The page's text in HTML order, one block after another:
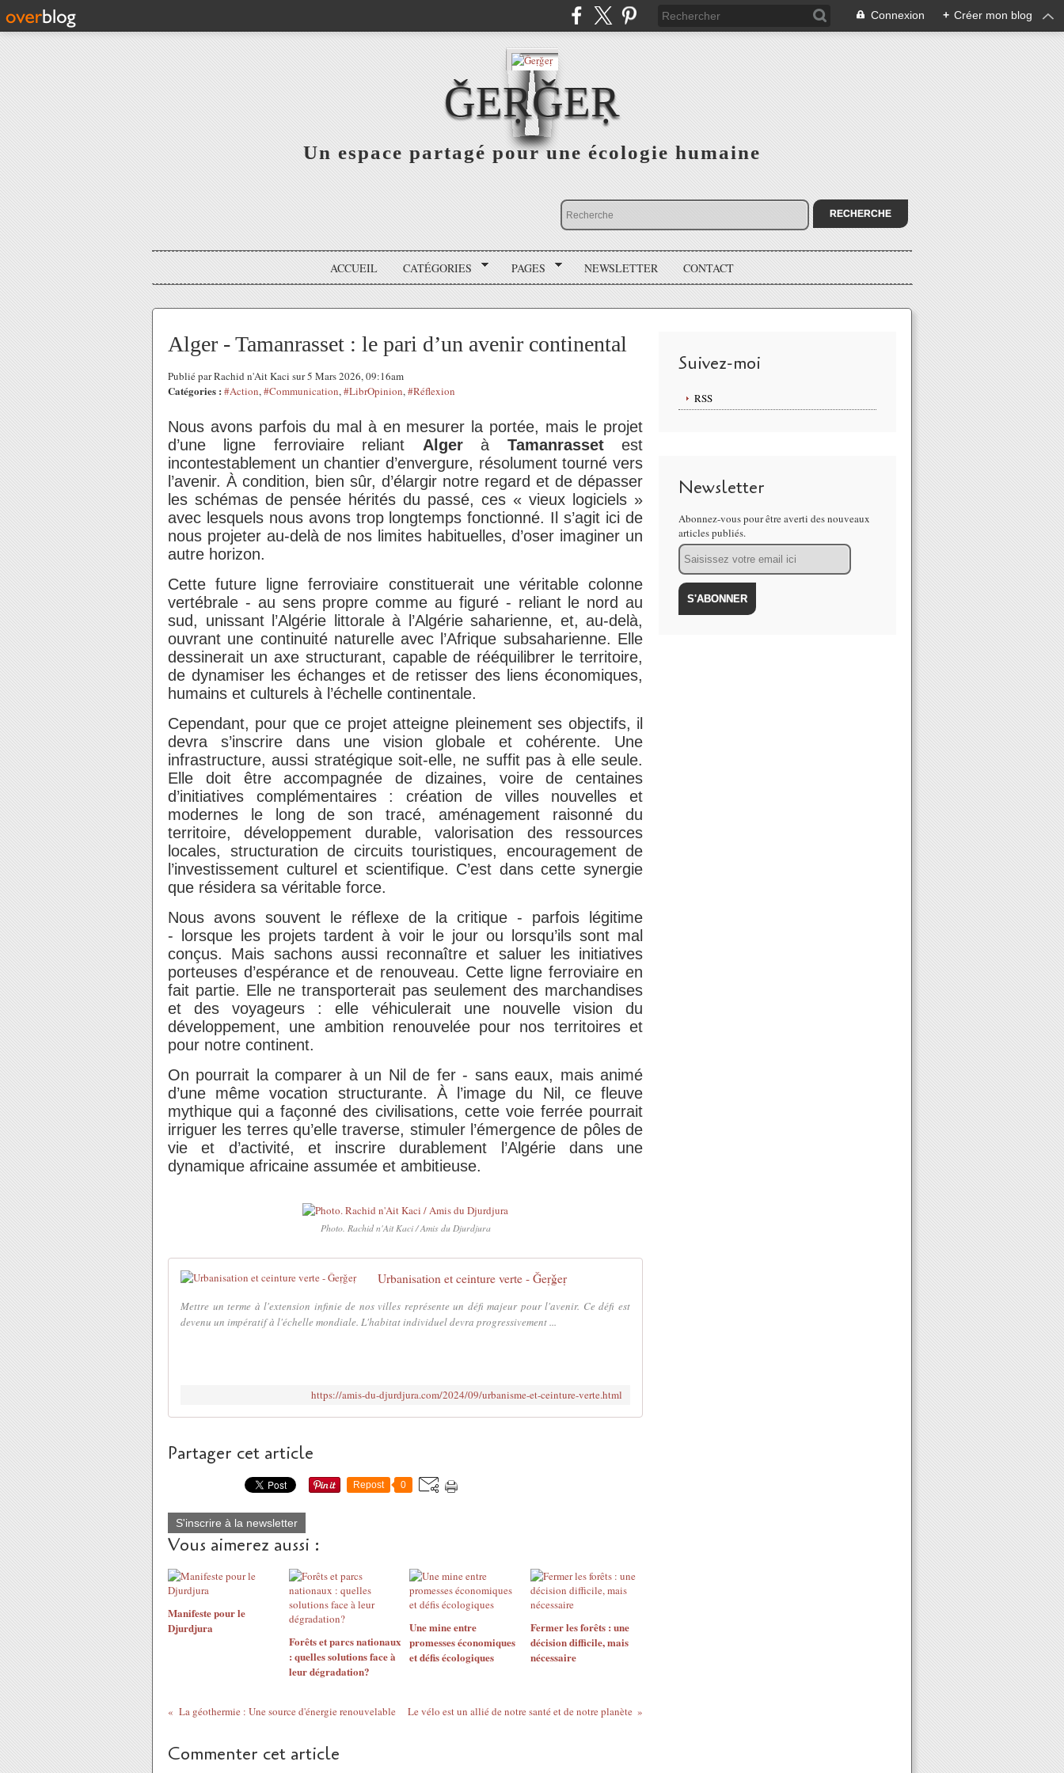
Connexion + Créer mon blog
ǦEṚǦEṚ
Un espace partagé pour une écologie humaine
ACCUEIL CATÉGORIES PAGES NEWSLETTER CONTACT
Alger - Tamanrasset : le pari d’un avenir continental
Publié par Rachid n'Ait Kaci sur 5 Mars 2026, 09:16am
Catégories : #Action,#Communication,#LibrOpinion,#Réflexion
Nous avons parfois du mal à en mesurer la portée, mais le projet
d’une ligne ferroviaire reliant Algerà Tamanrassetest
incontestablement un chantier d’envergure, résolument tourné vers
l’avenir. À condition, bien sûr, d’élargir notre regard et de dépasser
les schémas de pensée hérités du passé, ces « vieux logiciels »
avec lesquels nous avons trop longtemps fonctionné. Il s’agit ici de
nous projeter au-delà de nos limites habituelles, d’oser imaginer un
autre horizon.
Cette future ligne ferroviaire constituerait une véritable colonne
vertébrale - au sens propre comme au figuré - reliant le nord au
sud, unissant l’Algérie littorale à l’Algérie saharienne, et, au-delà,
ouvrant une continuité naturelle avec l’Afrique subsaharienne. Elle
dessinerait un axe structurant, capable de rééquilibrer le territoire,
de dynamiser les échanges et de retisser des liens économiques,
humains et culturels à l’échelle continentale.
Cependant, pour que ce projet atteigne pleinement ses objectifs, il
devra s’inscrire dans une vision globale et cohérente. Une
infrastructure, aussi stratégique soit-elle, ne suffit pas à elle seule.
Elle doit être accompagnée de dizaines, voire de centaines
d’initiatives complémentaires : création de villes nouvelles et
modernes le long de son tracé, aménagement raisonné du
territoire, développement durable, valorisation des ressources
locales, structuration de circuits touristiques, encouragement de
l’investissement culturel et scientifique. C’est dans cette synergie
que résidera sa véritable force.
Nous avons souvent le réflexe de la critique - parfois légitime
- lorsque les projets tardent à voir le jour ou lorsqu’ils sont mal
conçus. Mais sachons aussi reconnaître et saluer les initiatives
porteuses d’espérance et de renouveau. Cette ligne ferroviaire en
fait partie. Elle ne transporterait pas seulement des marchandises
et des voyageurs : elle véhiculerait une nouvelle vision du
développement, une ambition renouvelée pour nos territoires et
pour notre continent.
On pourrait la comparer à un Nil de fer - sans eaux, mais animé
d’une même vocation structurante. À l’image du Nil, ce fleuve
mythique qui a façonné des civilisations, cette voie ferrée pourrait
irriguer les terres qu’elle traverse, stimuler l’émergence de pôles de
vie et d’activité, et inscrire durablement l’Algérie dans une
dynamique africaine assumée et ambitieuse.
Photo. Rachid n'Ait Kaci / Amis du Djurdjura
Urbanisation et ceinture verte - Ǧeṛǧeṛ
Mettre un terme à l'extension infinie de nos villes représente un défi majeur pour l'avenir. Ce défi est
devenu un impératif à l'échelle mondiale. L'habitat individuel devra progressivement ...
https://amis-du-djurdjura.com/2024/09/urbanisme-et-ceinture-verte.html
Partager cet article
Repost 0
S'inscrire à la newsletter
Vous aimerez aussi :
Manifeste pour le
Djurdjura
Forêts et parcs nationaux
: quelles solutions face à
leur dégradation?
Une mine entre
promesses économiques
et défis écologiques
Fermer les forêts : une
décision difficile, mais
nécessaire
La géothermie : Une source d'énergie renouvelable Le vélo est un allié de notre santé et de notre planète
Commenter cet article
Suivez-moi
RSS
Newsletter
Abonnez-vous pour être averti des nouveaux
articles publiés.
Email